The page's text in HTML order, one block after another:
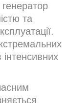
та
інтенсивних